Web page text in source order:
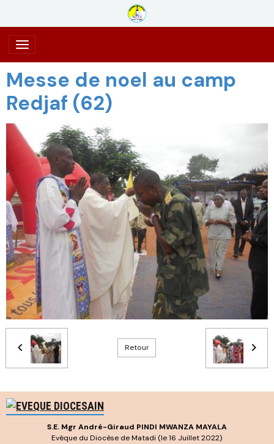
Messe de noel au camp
Redjaf (62)
Retour
S.E. Mgr André-Giraud PINDI MWANZA MAYALA
Evêque du Diocèse de Matadi (le 16 Juillet 2022)